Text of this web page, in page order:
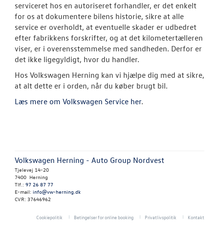
Autoriseret
TILBEHØR
serviceret hos en autoriseret forhandler, er det enkelt
for os at dokumentere bilens historie, sikre at alle
service er overholdt, at eventuelle skader er udbedret
efter fabrikkens forskrifter, og at det kilometertælleren
viser, er i overensstemmelse med sandheden. Derfor er
det ikke ligegyldigt, hvor du handler.
Hos Volkswagen Herning kan vi hjælpe dig med at sikre,
at alt dette er i orden, når du køber brugt bil.
Læs mere om Volkswagen Service her.
Volkswagen Herning - Auto Group Nordvest
Tjelevej 14-20
7400 Herning
Tlf.: 97 26 87 77
E-mail: info@vw-herning.dk
CVR: 37646962
Cookiepolitik Betingelser for online booking Privatlivspolitik Kontakt